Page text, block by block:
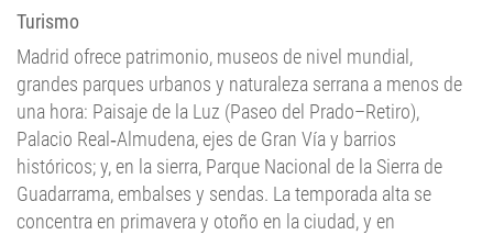
Turismo
Madrid ofrece patrimonio, museos de nivel mundial,
grandes parques urbanos y naturaleza serrana a menos de
una hora: Paisaje de la Luz (Paseo del Prado–Retiro),
Palacio Real‑Almudena, ejes de Gran Vía y barrios
históricos; y, en la sierra, Parque Nacional de la Sierra de
Guadarrama, embalses y sendas. La temporada alta se
concentra en primavera y otoño en la ciudad, y en